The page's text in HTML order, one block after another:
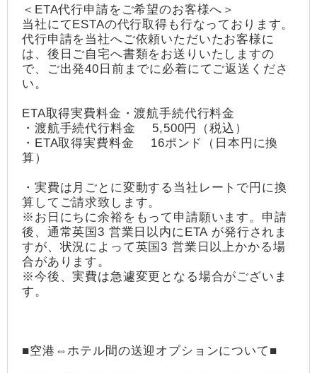
＜ETA代行申請をご希望のお客様へ＞
当社にてESTAの代行取得も行なっております。
代行申請を当社へご依頼いただいたお客様に
は、後日ご自宅へ書類をお送りいたしますの
で、ご出発40日前までに必着にてご返送くださ
い。
ETA取得実費料金・渡航手続代行料金
・渡航手続代行料金 5,500円（税込）
・ETA取得実費料金 16ポンド（日本円に換
算）
・実費は月ごとに変動する当社レートで円に換
算してご請求致します。
※お日にちに余裕をもって申請願います。申請
後、通常英国3 営業日以内にETA が発行されま
すが、状況によって英国3 営業日以上かかる場
合があります。
※今後、実費は急遽変更となる場合がございま
す。
■空港⇔ホテル間の送迎オプションについて■